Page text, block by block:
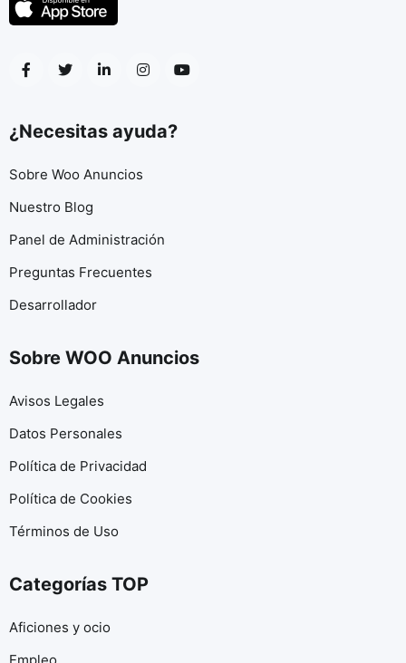
¿Necesitas ayuda?
Sobre Woo Anuncios
Nuestro Blog
Panel de Administración
Preguntas Frecuentes
Desarrollador
Sobre WOO Anuncios
Avisos Legales
Datos Personales
Política de Privacidad
Política de Cookies
Términos de Uso
Categorías TOP
Aficiones y ocio